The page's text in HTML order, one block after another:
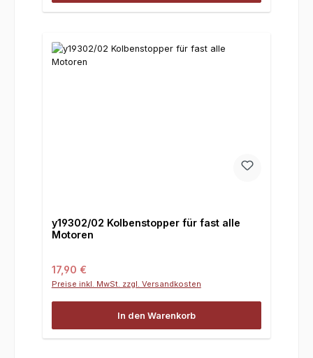
y19302/02 Kolbenstopper für fast alle
Motoren
Regulärer Preis:
17,90 €
Preise inkl. MwSt. zzgl. Versandkosten
In den Warenkorb